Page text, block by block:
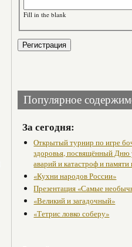
Fill in the blank
Популярное
За сегодня:
Открытый турнир по игре
здоровья, посвящённый Дню
аварий и катастроф и
«Кухни народов России»
Презентация «Самые
«Великий и загадочный»
«Тетрис ловко соберу»